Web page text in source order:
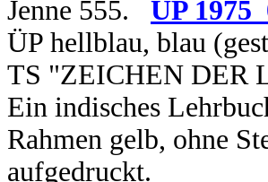
Jenne 555.
ÜP
ÜP hellblau, blau
TS "ZEICHEN DER
Ein indisches
Rahmen gelb, ohne
aufgedruckt.